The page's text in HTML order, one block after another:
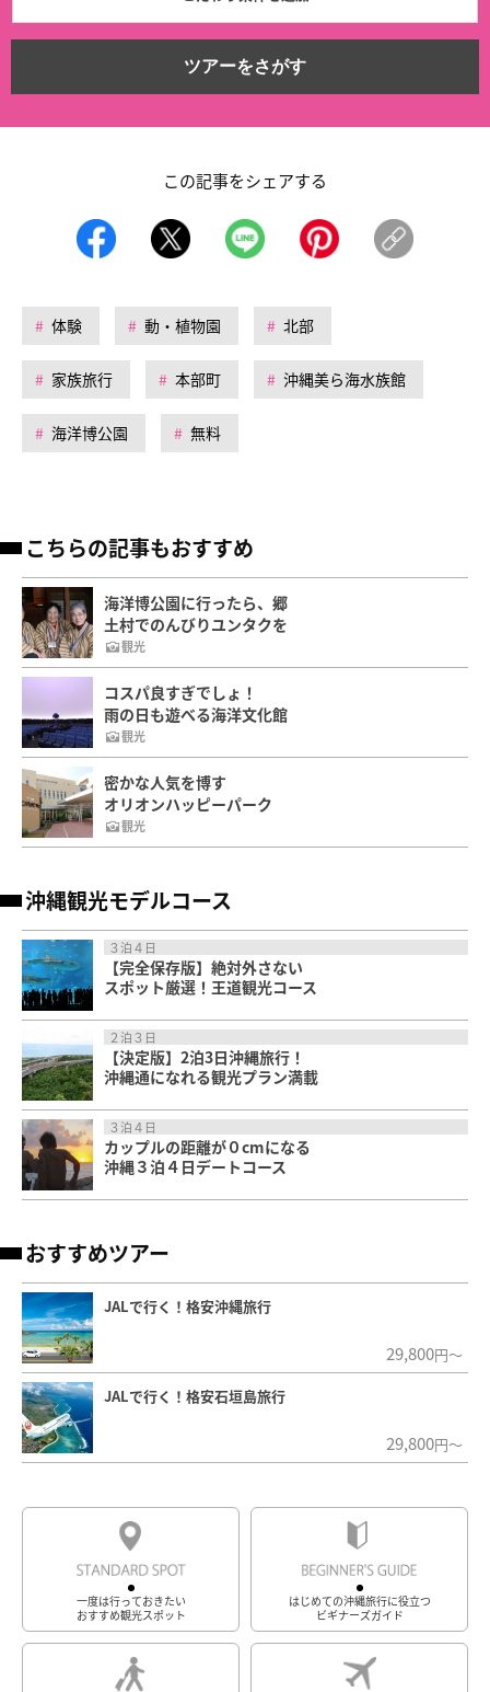
ツアーをさがす
この記事をシェアする
体験 動・植物園 北部
家族旅行 本部町 沖縄美ら海水族館
海洋博公園 無料
こちらの記事もおすすめ
海洋博公園に行ったら、郷
土村でのんびりユンタクを
観光
コスパ良すぎでしょ！
雨の日も遊べる海洋文化館
観光
密かな人気を博す
オリオンハッピーパーク
観光
沖縄観光モデルコース
３泊４日
【完全保存版】絶対外さない
スポット厳選！王道観光コース
２泊３日
【決定版】2泊3日沖縄旅行！
沖縄通になれる観光プラン満載
３泊４日
カップルの距離が０cmになる
沖縄３泊４日デートコース
おすすめツアー
JALで行く！格安沖縄旅行
29,800円～
JALで行く！格安石垣島旅行
29,800円～
一度は行っておきたい
おすすめ観光スポット
はじめての沖縄旅行に役立つ
ビギナーズガイド